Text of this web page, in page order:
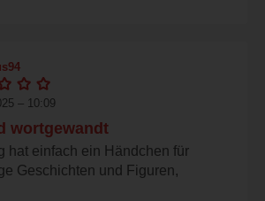
– 10:09
wortgewandt
hat einfach ein Händchen für
Geschichten und Figuren,